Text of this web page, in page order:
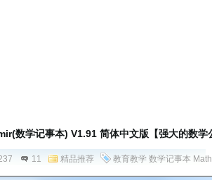
数学记事本) V1.91 简体中文版【强大的数学
11 精品推荐 教育教学 数学记事本